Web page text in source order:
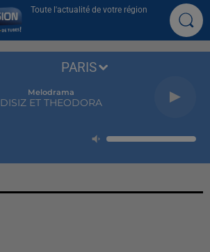
Toute l'actualité de votre région
Melodrama
DISIZ ET THEODORA
PARIS